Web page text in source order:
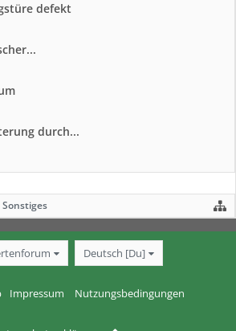
defekt
durch...
Sonstiges
Deutsch [Du]
Impressum Nutzungsbedingungen